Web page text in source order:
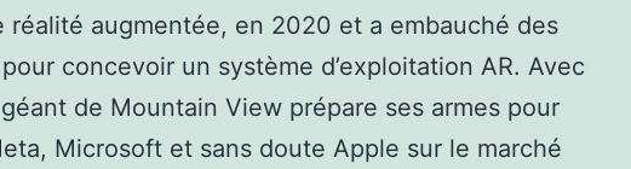
réalité augmentée, en 2020 et a embauché des
concevoir un système d’exploitation AR. Avec
de Mountain View prépare ses armes pour
Microsoft et sans doute Apple sur le marché